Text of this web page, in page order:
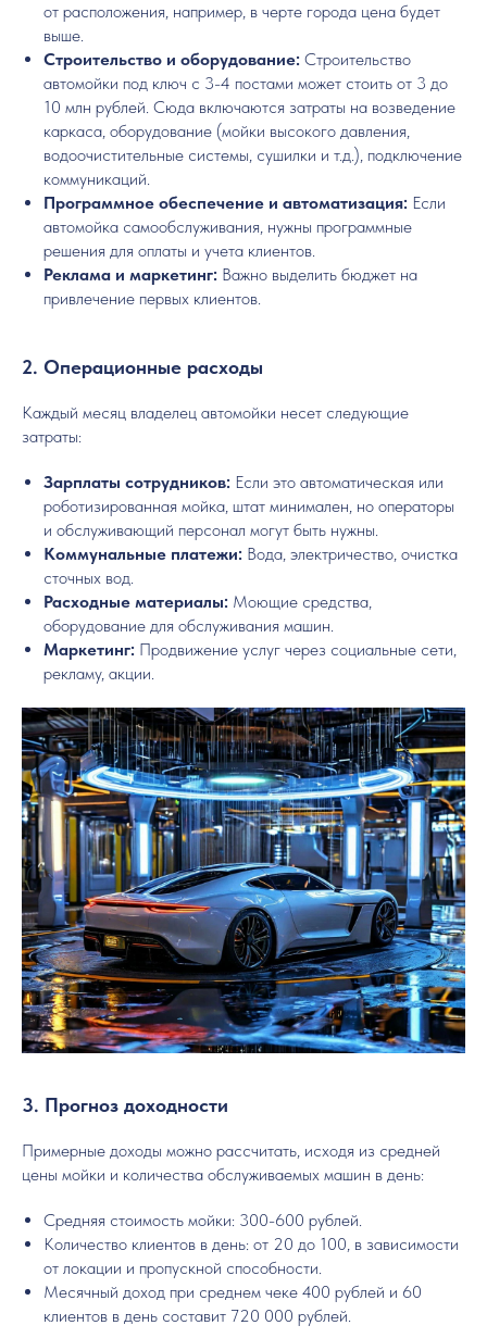
от расположения, например, в черте города цена будет
выше.
Строительство и оборудование: Строительство
автомойки под ключ с 3-4 постами может стоить от 3 до
10 млн рублей. Сюда включаются затраты на возведение
каркаса, оборудование (мойки высокого давления,
водоочистительные системы, сушилки и т.д.), подключение
коммуникаций.
Программное обеспечение и автоматизация: Если
автомойка самообслуживания, нужны программные
решения для оплаты и учета клиентов.
Реклама и маркетинг: Важно выделить бюджет на
привлечение первых клиентов.
2. Операционные расходы
Каждый месяц владелец автомойки несет следующие
затраты:
Зарплаты сотрудников: Если это автоматическая или
роботизированная мойка, штат минимален, но операторы
и обслуживающий персонал могут быть нужны.
Коммунальные платежи: Вода, электричество, очистка
сточных вод.
Расходные материалы: Моющие средства,
оборудование для обслуживания машин.
Маркетинг: Продвижение услуг через социальные сети,
рекламу, акции.
3. Прогноз доходности
Примерные доходы можно рассчитать, исходя из средней
цены мойки и количества обслуживаемых машин в день:
Средняя стоимость мойки: 300-600 рублей.
Количество клиентов в день: от 20 до 100, в зависимости
от локации и пропускной способности.
Месячный доход при среднем чеке 400 рублей и 60
клиентов в день составит 720 000 рублей.